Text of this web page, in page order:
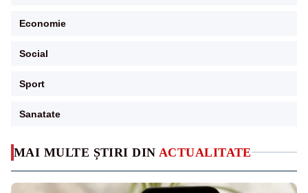
MAI MULTE ȘTIRI DIN ACTUALITATE
Economie
Social
Sport
Sanatate